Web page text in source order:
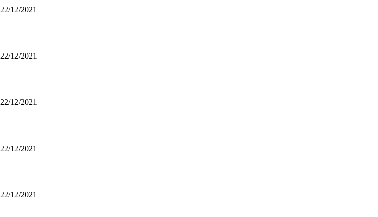
22/12/2021
22/12/2021
22/12/2021
22/12/2021
22/12/2021